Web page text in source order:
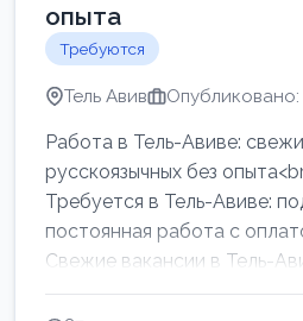
опыта
Требуются
Тель Авив Опубликовано:
Работа в Тель-Авиве:
русскоязычных без
Требуется в Тель-Авиве:
постоянная работа с
Свежие вакансии в Тель-
женщин от хозя...